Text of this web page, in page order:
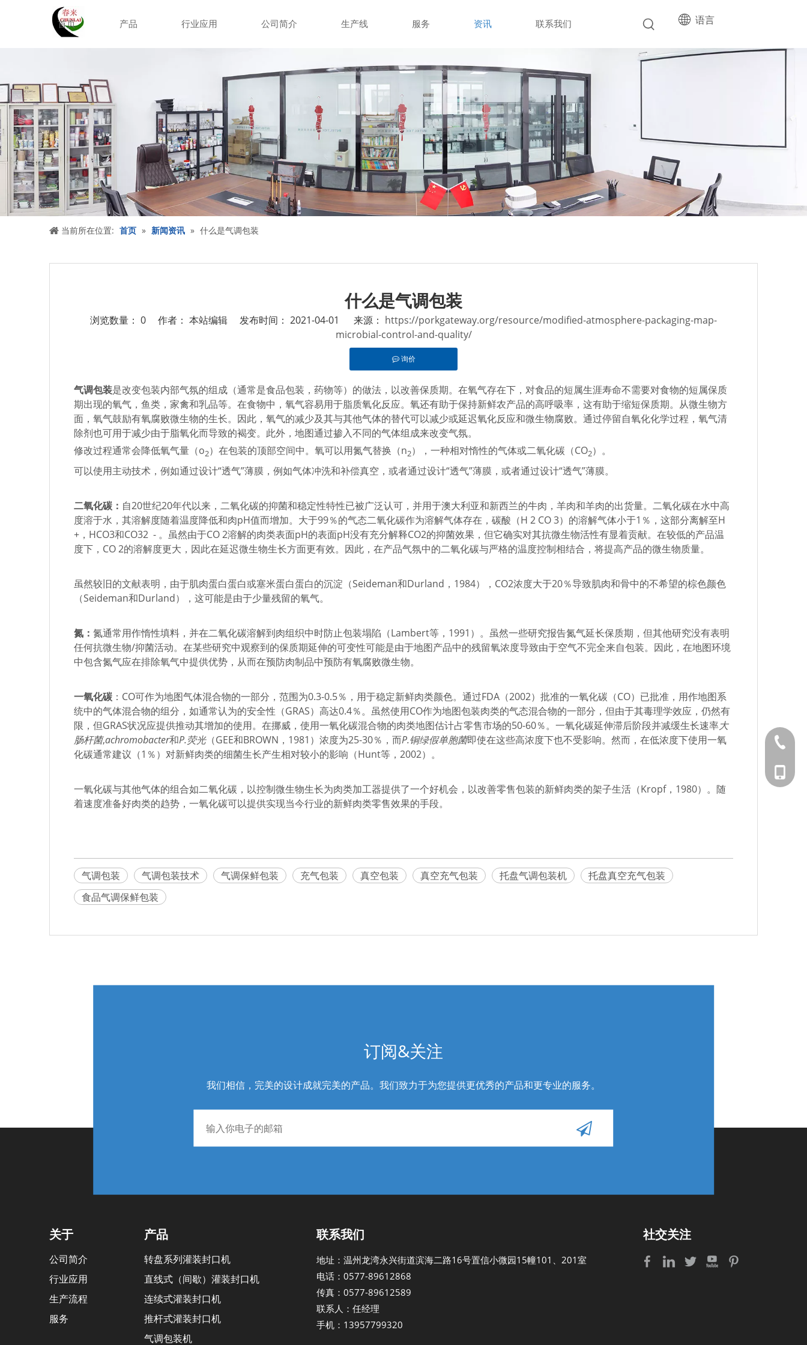
首页 产品 行业应用 公司简介 生产线 服务 资讯 联系我们 语言
当前所在位置: 首页 » 新闻资讯 » 什么是气调包装
什么是气调包装
浏览数量： 0 作者： 本站编辑 发布时间： 2021-04-01 来源： https://porkgateway.org/resource/modified-atmosphere-packaging-map-
microbial-control-and-quality/
询价
["facebook","twitter","line","wechat","linkedin","pinterest","whatsapp"]
气调包装是改变包装内部气氛的组成（通常是食品包装，药物等）的做法，以改善保质期。在氧气存在下，对食品的短属生涯寿命不需要对食物的短属保质
期出现的氧气，鱼类，家禽和乳品等。在食物中，氧气容易用于脂质氧化反应。氧还有助于保持新鲜农产品的高呼吸率，这有助于缩短保质期。从微生物方
面，氧气鼓励有氧腐败微生物的生长。因此，氧气的减少及其与其他气体的替代可以减少或延迟氧化反应和微生物腐败。通过停留自氧化化学过程，氧气清
除剂也可用于减少由于脂氧化而导致的褐变。此外，地图通过掺入不同的气体组成来改变气氛。
修改过程通常会降低氧气量（o2）在包装的顶部空间中。氧可以用氮气替换（n2），一种相对惰性的气体或二氧化碳（CO2）。
可以使用主动技术，例如通过设计“透气”薄膜，例如气体冲洗和补偿真空，或者通过设计“透气”薄膜，或者通过设计“透气”薄膜。
二氧化碳： 自20世纪20年代以来，二氧化碳的抑菌和稳定性特性已被广泛认可，并用于澳大利亚和新西兰的牛肉，羊肉和羊肉的出货量。二氧化碳在水中高
度溶于水，其溶解度随着温度降低和肉pH值而增加。大于99％的气态二氧化碳作为溶解气体存在，碳酸（H 2 CO 3）的溶解气体小于1％，这部分离解至H
+，HCO3和CO32 - 。虽然由于CO 2溶解的肉类表面pH的表面pH没有充分解释CO2的抑菌效果，但它确实对其抗微生物活性有显着贡献。在较低的产品温
度下，CO 2的溶解度更大，因此在延迟微生物生长方面更有效。因此，在产品气氛中的二氧化碳与严格的温度控制相结合，将提高产品的微生物质量。
虽然较旧的文献表明，由于肌肉蛋白蛋白或塞米蛋白蛋白的沉淀（Seideman和Durland，1984），CO2浓度大于20％导致肌肉和骨中的不希望的棕色颜色
（Seideman和Durland），这可能是由于少量残留的氧气。
氮： 氮通常用作惰性填料，并在二氧化碳溶解到肉组织中时防止包装塌陷（Lambert等，1991）。虽然一些研究报告氮气延长保质期，但其他研究没有表明
任何抗微生物/抑菌活动。在某些研究中观察到的保质期延伸的可变性可能是由于地图产品中的残留氧浓度导致由于空气不完全来自包装。因此，在地图环境
中包含氮气应在排除氧气中提供优势，从而在预防肉制品中预防有氧腐败微生物。
一氧化碳 ：CO可作为地图气体混合物的一部分，范围为0.3-0.5％，用于稳定新鲜肉类颜色。通过FDA（2002）批准的一氧化碳（CO）已批准，用作地图系
统中的气体混合物的组分，如通常认为的安全性（GRAS）高达0.4％。虽然使用CO作为地图包装肉类的气态混合物的一部分，但由于其毒理学效应，仍然有
限，但GRAS状况应提供推动其增加的使用。在挪威，使用一氧化碳混合物的肉类地图估计占零售市场的50-60％。一氧化碳延伸滞后阶段并减缓生长速率大
肠杆菌,achromobacter和P.荧光（GEE和BROWN，1981）浓度为25-30％，而P.铜绿假单胞菌即使在这些高浓度下也不受影响。然而，在低浓度下使用一氧
化碳通常建议（1％）对新鲜肉类的细菌生长产生相对较小的影响（Hunt等，2002）。
一氧化碳与其他气体的组合如二氧化碳，以控制微生物生长为肉类加工器提供了一个好机会，以改善零售包装的新鲜肉类的架子生活（Kropf，1980）。随
着速度准备好肉类的趋势，一氧化碳可以提供实现当今行业的新鲜肉类零售效果的手段。
气调包装 气调包装技术 气调保鲜包装 充气包装 真空包装 真空充气包装 托盘气调包装机
托盘真空充气包装
食品气调保鲜包装
订阅&关注
我们相信，完美的设计成就完美的产品。我们致力于为您提供更优秀的产品和更专业的服务。
关于
公司简介
行业应用
生产流程
服务
产品
转盘系列灌装封口机
直线式（间歇）灌装封口机
连续式灌装封口机
推杆式灌装封口机
气调包装机
联系我们
地址：温州龙湾永兴街道滨海二路16号置信小微园15幢101、201室
电话：0577-89612868
传真：0577-89612589
联系人：任经理
手机：13957799320
社交关注
0577-